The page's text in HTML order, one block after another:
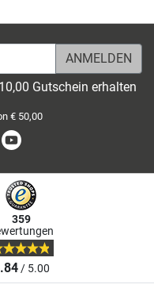
Gutschein erhalten
€ 50,00
Pinterest
359
/ 5.00